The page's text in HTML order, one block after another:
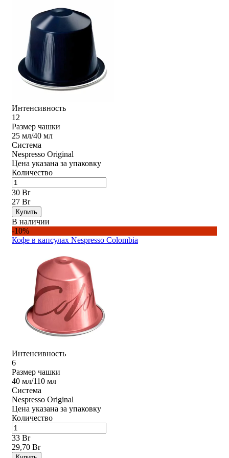
Интенсивность
12
Размер чашки
25 мл/40 мл
Система
Nespresso Original
Цена указана за упаковку
Количество
30 Br
27 Br
Купить
В наличии
-10%
Кофе в капсулах Nespresso Colombia
Интенсивность
6
Размер чашки
40 мл/110 мл
Система
Nespresso Original
Цена указана за упаковку
Количество
33 Br
29,70 Br